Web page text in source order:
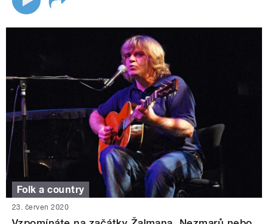
Folk a country
23. červen 2020